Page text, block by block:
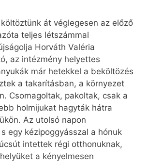
költöztünk át véglegesen az előző
teljes létszámmal
Horváth Valéria
az intézmény helyettes
már hetekkel a beköltözés
a takarításban, a környezet
Csomagoltak, pakoltak, csak a
holmijukat hagyták hátra
Az utolsó napon
egy kézipoggyásszal a hónuk
intettek régi otthonuknak,
a kényelmesen